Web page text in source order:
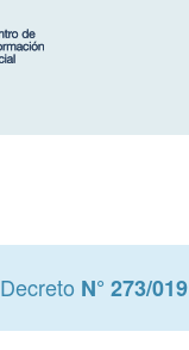
Decreto N° 273/019